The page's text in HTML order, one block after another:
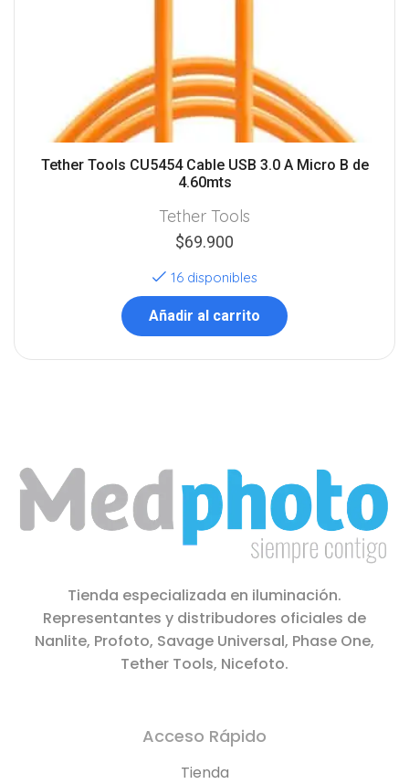
Tether Tools CU5454 Cable USB 3.0 A Micro B de
4.60mts
Tether Tools
$69.900
16 disponibles
Añadir al carrito
Tienda especializada en iluminación.
Representantes y distribudores oficiales de
Nanlite, Profoto, Savage Universal, Phase One,
Tether Tools, Nicefoto.
Acceso Rápido
Tienda